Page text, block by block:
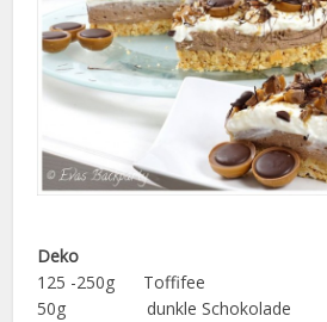
Deko
125 -250g Toffifee
50g dunkle Schokolade